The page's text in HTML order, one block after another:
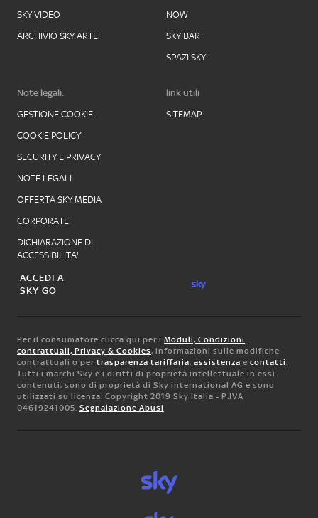
SKY VIDEO
ARCHIVIO SKY ARTE
NOW
SKY BAR
SPAZI SKY
Note legali:
GESTIONE COOKIE
COOKIE POLICY
SECURITY E PRIVACY
NOTE LEGALI
OFFERTA SKY MEDIA
CORPORATE
DICHIARAZIONE DI
ACCESSIBILITA'
link utili
SITEMAP
ACCEDI A
SKY GO
Per il consumatore clicca qui per i Moduli, Condizioni
contrattuali, Privacy & Cookies, informazioni sulle modifiche
contrattuali o per trasparenza tariffaria, assistenza e contatti.
Tutti i marchi Sky e i diritti di proprietà intellettuale in essi
contenuti, sono di proprietà di Sky international AG e sono
utilizzati su licenza. Copyright 2019 Sky Italia - P.IVA
04619241005. Segnalazione Abusi